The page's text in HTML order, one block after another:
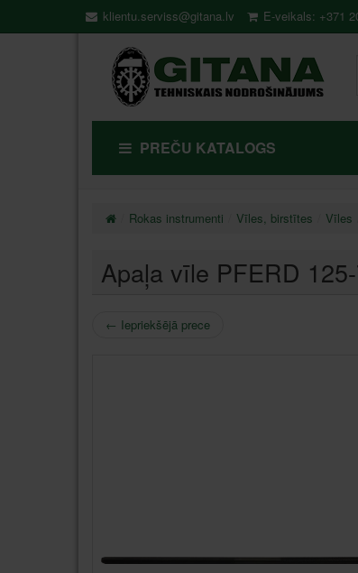
klientu.serviss@gitana.lv E-veikals: +371
PREČU KATALOGS
Rokas instrumenti Vīles, birstītes Vīles
Apaļa vīle PFERD
← Iepriekšējā prece